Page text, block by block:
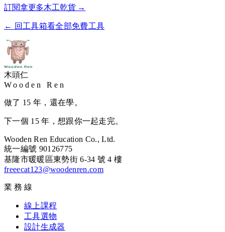
訂閱拿更多木工乾貨 →
← 回工具箱看全部免費工具
木頭仁
Wooden Ren
做了 15 年，還在學。
下一個 15 年，想跟你一起走完。
Wooden Ren Education Co., Ltd.
統一編號 90126775
基隆市暖暖區東勢街 6-34 號 4 樓
freeecat123@woodenren.com
業務線
線上課程
工具選物
設計生成器